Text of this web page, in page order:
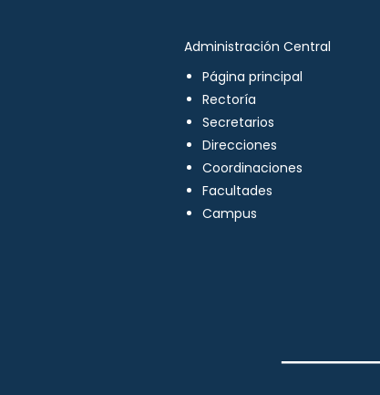
Administración Central
Página principal
Rectoría
Secretarios
Direcciones
Coordinaciones
Facultades
Campus